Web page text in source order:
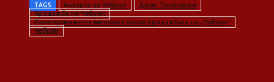
TAGS Анализа за Чебрен
Дејан Трајковски
Продажба на Чебрен
Разоткривање на митовите околу продажбата на „Чебрен“
Чебрен